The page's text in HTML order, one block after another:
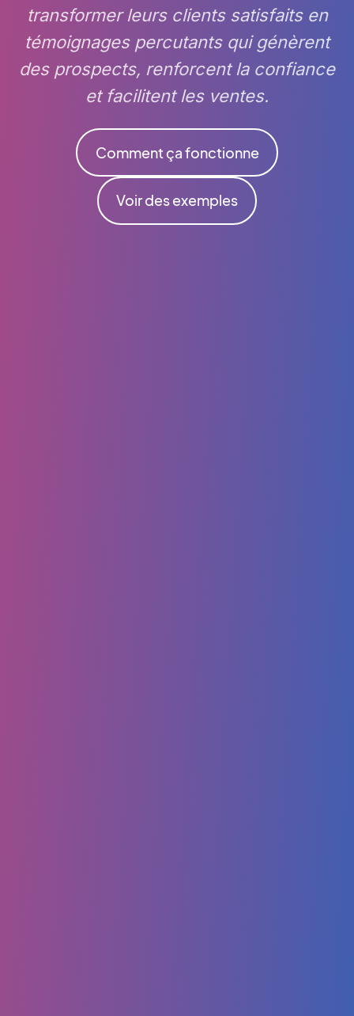
transformer leurs clients satisfaits en
témoignages percutants qui génèrent
des prospects, renforcent la confiance
et facilitent les ventes.
Comment ça fonctionne
Voir des exemples